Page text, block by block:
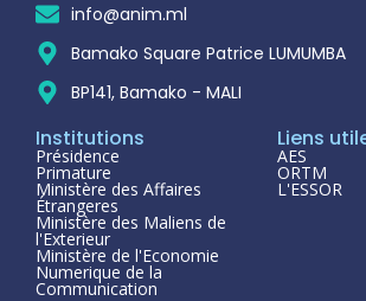
info@anim.ml
Bamako Square Patrice LUMUMBA
BP141, Bamako - MALI
Institutions
Présidence
Primature
Ministère des Affaires
Étrangeres
Ministère des Maliens de
l'Exterieur
Ministère de l'Economie
Numerique de la
Communication
Liens
AES
ORTM
L'ESSOR